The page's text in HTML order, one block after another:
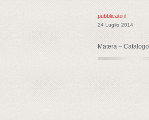
pubblicato il
24 Luglio 2014
Matera –